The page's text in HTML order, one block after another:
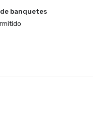
banquetes